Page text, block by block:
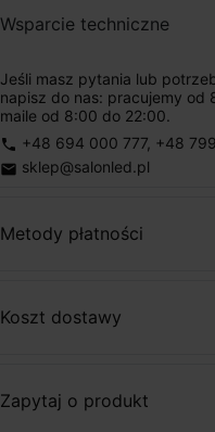
Wsparcie techniczne
Jeśli masz pytania lub
napisz do nas: pracujemy
maile od 8:00 do 22:00.
phone +48 694 000 777, +48
email sklep@salonled.pl
Metody płatności
Koszt dostawy
Zapytaj o produkt